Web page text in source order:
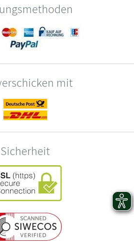
mit
Sicherheit